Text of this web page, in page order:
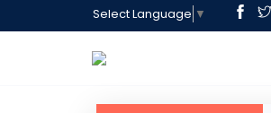
Select Language ▼